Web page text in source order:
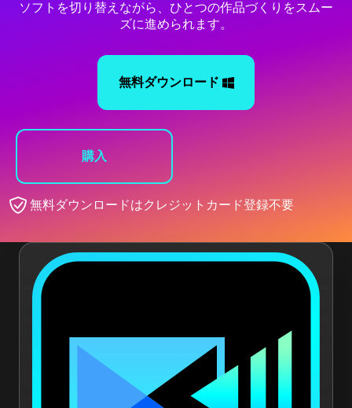
ソフトを切り替えながら、ひとつの作品づくりをスムー
ズに進められます。
無料ダウンロード
購入
無料ダウンロードはクレジットカード登録不要